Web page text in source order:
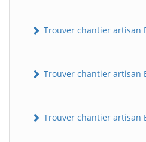
Trouver chantier artisan
Trouver chantier artisan
Trouver chantier artisan